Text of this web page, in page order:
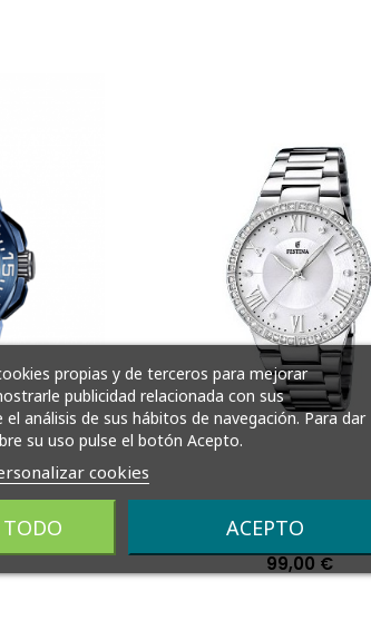
1
F16719/1
Precio
99,00 €
propias y de terceros para mejorar
publicidad relacionada con sus
análisis de sus hábitos de navegación. Para dar
su uso pulse el botón Acepto.
cookies
TODO ACEPTO